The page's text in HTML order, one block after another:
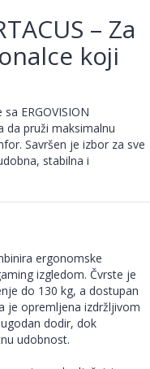
– Za
koji
ERGOVISION
da pruži maksimalnu
Savršen je izbor za sve
stabilna i
ergonomske
izgledom. Čvrste je
do 130 kg, a dostupan
je opremljena izdržljivom
dodir, dok
udobnost.